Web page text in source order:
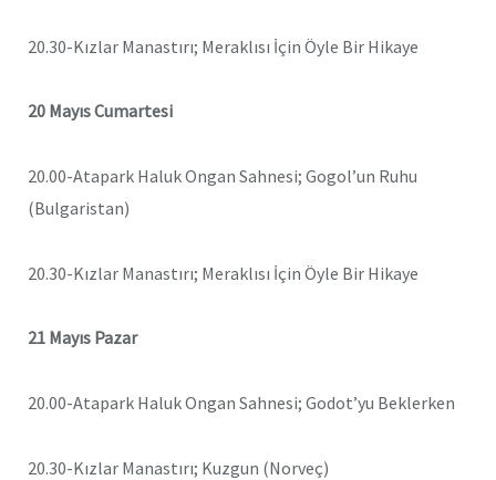
20.30-Kızlar Manastırı; Meraklısı İçin Öyle Bir Hikaye
20 Mayıs Cumartesi
20.00-Atapark Haluk Ongan Sahnesi; Gogol’un Ruhu
(Bulgaristan)
20.30-Kızlar Manastırı; Meraklısı İçin Öyle Bir Hikaye
21 Mayıs Pazar
20.00-Atapark Haluk Ongan Sahnesi; Godot’yu Beklerken
20.30-Kızlar Manastırı; Kuzgun (Norveç)